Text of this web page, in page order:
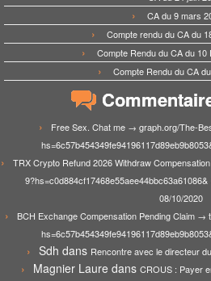
CA du 9 mars
Compte rendu du CA du
Compte Rendu du CA du 10
Compte Rendu du CA
Free Sex. Chat me → graph.org/The-
TRX Crypto Refund 2026 Withdraw
9?hs=c0d884cf17468e55aee44bbc63a61086&
08/10/2020
BCH Exchange Compensation Pending Claim →
Sdh dans Rencontre avec le directeur
Magnier Laure dans CROUS : Payer